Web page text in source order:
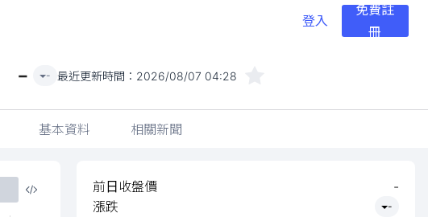
登入
免費註
冊
- - 最近更新時間： 2026/08/07 04:28
基本資料 相關新聞
前日收盤價
-
漲跌
-